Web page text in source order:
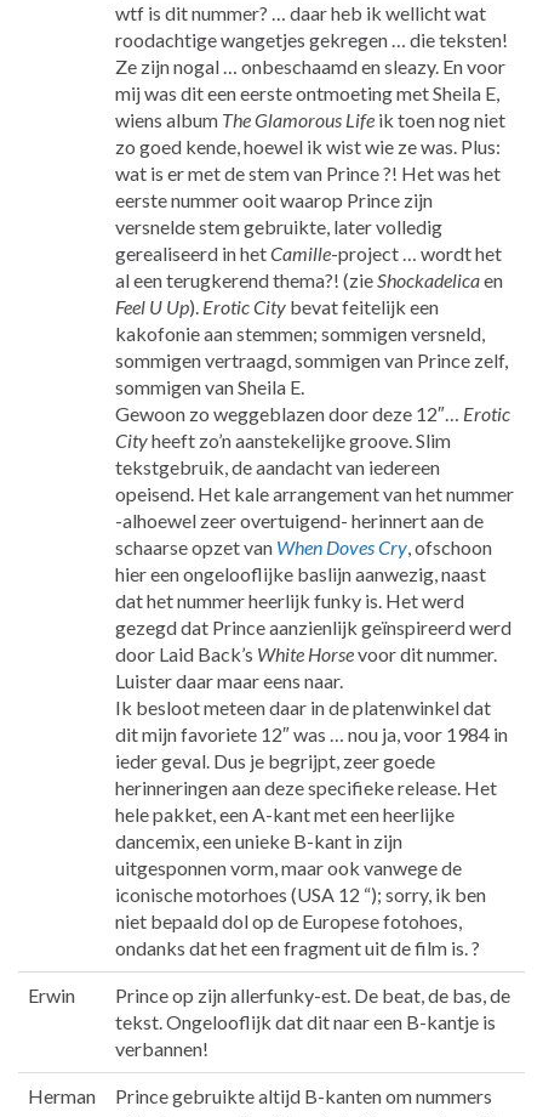
wtf is dit nummer? … daar heb ik wellicht wat
roodachtige wangetjes gekregen … die teksten!
Ze zijn nogal … onbeschaamd en sleazy. En voor
mij was dit een eerste ontmoeting met Sheila E,
wiens album The Glamorous Life ik toen nog niet
zo goed kende, hoewel ik wist wie ze was. Plus:
wat is er met de stem van Prince ?! Het was het
eerste nummer ooit waarop Prince zijn
versnelde stem gebruikte, later volledig
gerealiseerd in hetCamille-project … wordt het
al een terugkerend thema?! (zieShockadelicaen
Feel U Up). Erotic City bevat feitelijk een
kakofonie aan stemmen; sommigen versneld,
sommigen vertraagd, sommigen van Prince zelf,
sommigen van Sheila E.
Gewoon zo weggeblazen door deze 12″… Erotic
Cityheeft zo’n aanstekelijke groove. Slim
tekstgebruik, de aandacht van iedereen
opeisend. Het kale arrangement van het nummer
-alhoewel zeer overtuigend- herinnert aan de
schaarse opzet van When Doves Cry, ofschoon
hier een ongelooflijke baslijn aanwezig, naast
dat het nummer heerlijk funky is. Het werd
gezegd dat Prince aanzienlijk geïnspireerd werd
door Laid Back’s White Horsevoor dit nummer.
Luister daar maar eens naar.
Ik besloot meteen daar in de platenwinkel dat
dit mijn favoriete 12″ was … nou ja, voor 1984 in
ieder geval. Dus je begrijpt, zeer goede
herinneringen aan deze specifieke release. Het
hele pakket, een A-kant met een heerlijke
dancemix, een unieke B-kant in zijn
uitgesponnen vorm, maar ook vanwege de
iconische motorhoes (USA 12 “); sorry, ik ben
niet bepaald dol op de Europese fotohoes,
ondanks dat het een fragment uit de film is. ?
Erwin
Prince op zijn allerfunky-est. De beat, de bas, de
tekst. Ongelooflijk dat dit naar een B-kantje is
verbannen!
Herman
Prince gebruikte altijd B-kanten om nummers